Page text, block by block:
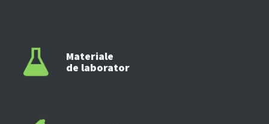
Materiale
de laborator